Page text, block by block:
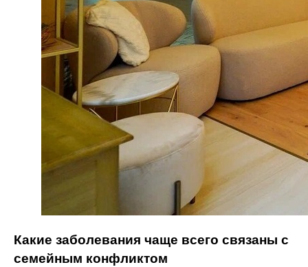
Какие заболевания чаще всего связаны с
семейным конфликтом